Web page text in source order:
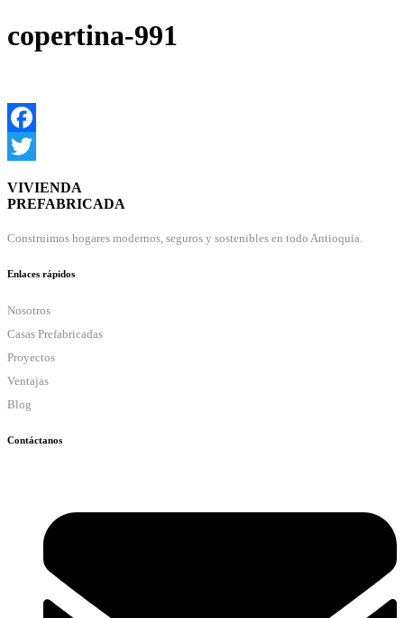
copertina-991
Facebook
VIVIENDA
PREFABRICADA
Construimos hogares modernos, seguros y sostenibles en todo Antioquia.
Enlaces rápidos
Nosotros
Casas Prefabricadas
Proyectos
Ventajas
Blog
Contáctanos